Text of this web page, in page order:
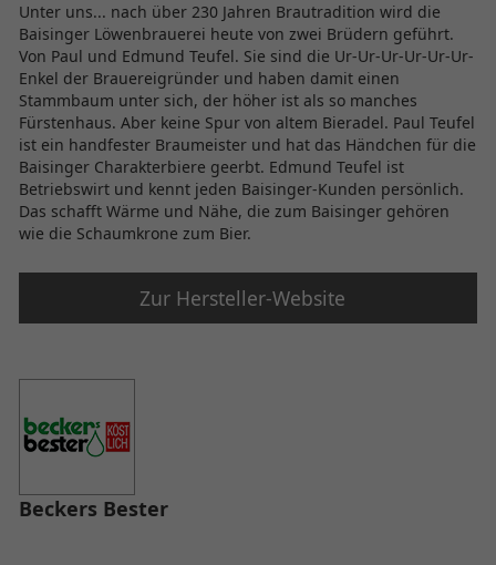
Unter uns... nach über 230 Jahren Brautradition wird die
Baisinger Löwenbrauerei heute von zwei Brüdern geführt.
Von Paul und Edmund Teufel. Sie sind die Ur-Ur-Ur-Ur-Ur-Ur-
Enkel der Brauereigründer und haben damit einen
Stammbaum unter sich, der höher ist als so manches
Fürstenhaus. Aber keine Spur von altem Bieradel. Paul Teufel
ist ein handfester Braumeister und hat das Händchen für die
Baisinger Charakterbiere geerbt. Edmund Teufel ist
Betriebswirt und kennt jeden Baisinger-Kunden persönlich.
Das schafft Wärme und Nähe, die zum Baisinger gehören
wie die Schaumkrone zum Bier.
Zur Hersteller-Website
Beckers Bester